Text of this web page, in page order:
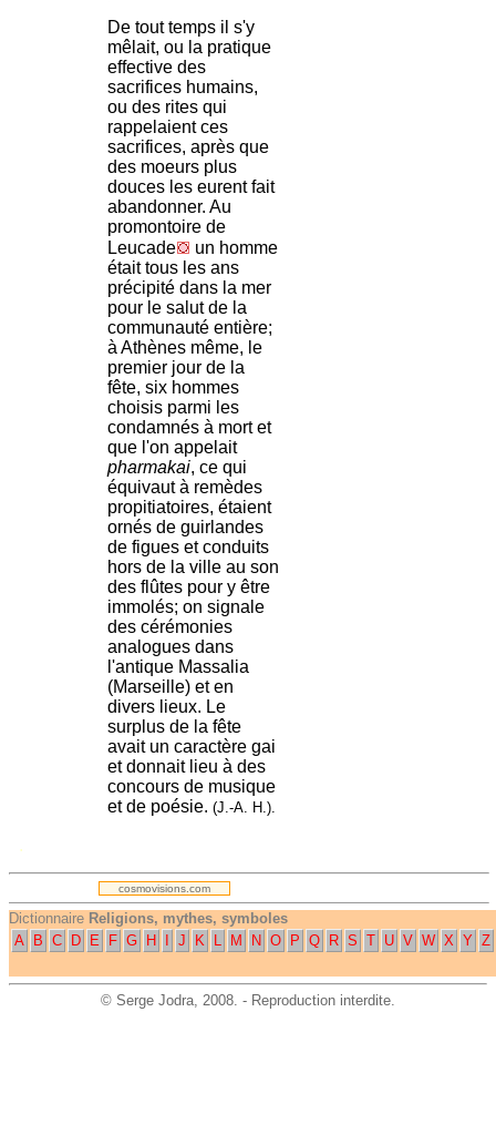
De tout temps il s'y
mêlait, ou la pratique
effective des
sacrifices humains,
ou des rites qui
rappelaient ces
sacrifices, après que
des moeurs plus
douces les eurent fait
abandonner. Au
promontoire de
Leucade
un homme
était tous les ans
précipité dans la mer
pour le salut de la
communauté entière;
à Athènes même, le
premier jour de la
fête, six hommes
choisis parmi les
condamnés à mort et
que l'on appelait
pharmakai, ce qui
équivaut à remèdes
propitiatoires, étaient
ornés de guirlandes
de figues et conduits
hors de la ville au son
des flûtes pour y être
immolés; on signale
des cérémonies
analogues dans
l'antique Massalia
(Marseille) et en
divers lieux. Le
surplus de la fête
avait un caractère gai
et donnait lieu à des
concours de musique
et de poésie. (J.-A. H.).
.
cosmovisions.com
Dictionnaire Religions, mythes, symboles
A
B C D E F G H J K L M N O P Q R S T U V W X Y Z
© Serge Jodra, 2008. - Reproduction interdite.